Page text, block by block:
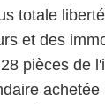
totale
et des
pièces de